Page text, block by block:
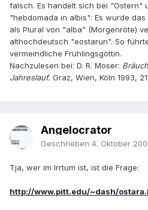
falsch. Es handelt sich bei "Ostern"
"hebdomada in albis": Es wurde
als Plural von "alba" (Morgenröte)
althochdeutsch "eostarun". So
vermeindliche Frühlingsgöttin.
Nachzulesen bei: D. R. Moser:
Jahreslauf. Graz, Wien, Köln 1993,
Angelocrator
Geschrieben 4. Oktober
Tja, wer im Irrtum ist, ist die Frage:
http://www.pitt.edu/~dash/